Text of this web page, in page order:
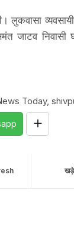
जाटव निवासी
Today,
खड़े